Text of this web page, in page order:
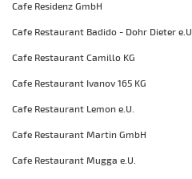
Cafe Residenz GmbH
Cafe Restaurant Badido - Dohr Dieter e.U.
Cafe Restaurant Camillo KG
Cafe Restaurant Ivanov 165 KG
Cafe Restaurant Lemon e.U.
Cafe Restaurant Martin GmbH
Cafe Restaurant Mugga e.U.